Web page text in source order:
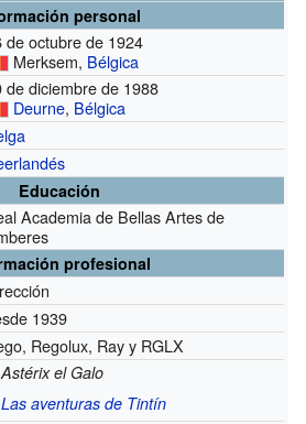
personal
de octubre de 1924
Merksem, Bélgica
de diciembre de 1988
Deurne, Bélgica
Educación
Academia de Bellas Artes de
profesional
1939
Regolux, Ray y RGLX
Astérix el Galo
Las aventuras de Tintín